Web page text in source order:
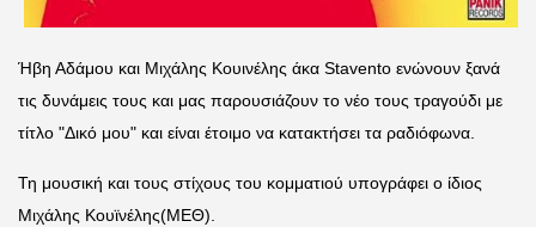
Ήβη Αδάμου και Μιχάλης Κουινέλης άκα Stavento ενώνουν ξανά
τις δυνάμεις τους και μας παρουσιάζουν το νέο τους τραγούδι με
τίτλο "Δικό μου" και είναι έτοιμο να κατακτήσει τα ραδιόφωνα.
Τη μουσική και τους στίχους του κομματιού υπογράφει ο ίδιος
Μιχάλης Κουϊνέλης(ΜΕΘ).